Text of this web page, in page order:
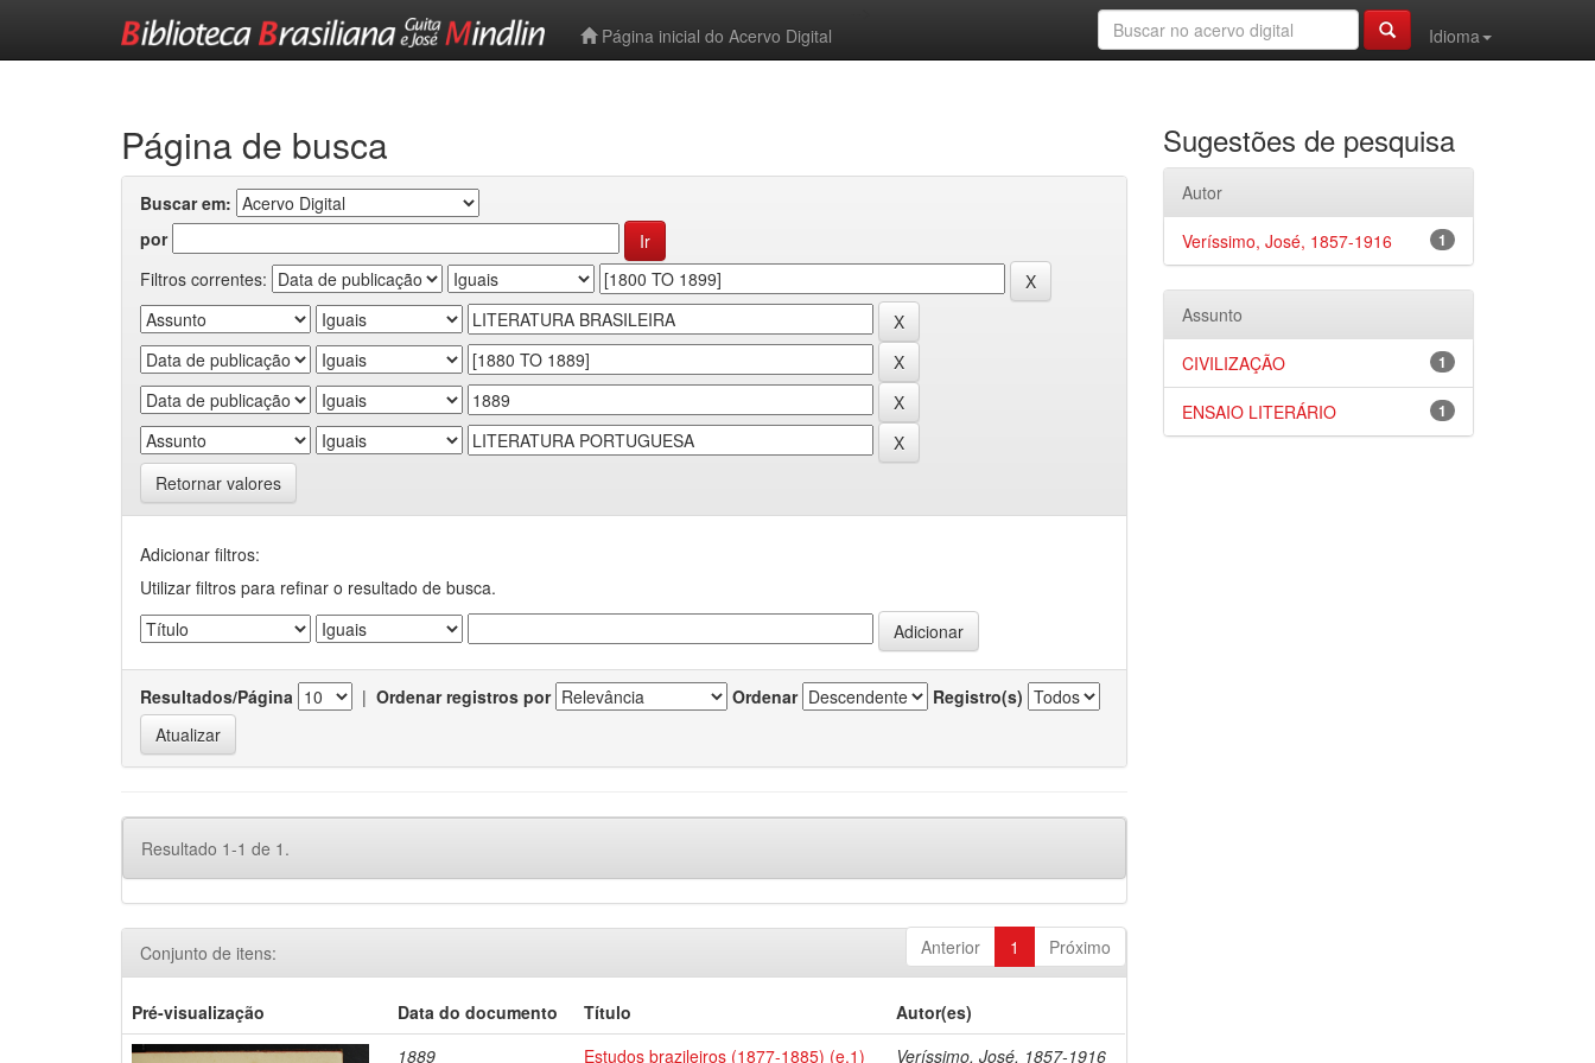
Página inicial do Acervo Digital
Idioma
Página de busca
Buscar em:
por
Filtros correntes:
Retornar valores
Adicionar filtros:
Utilizar filtros para refinar o resultado de busca.
Resultados/Página | Ordenar registros por Ordenar Registro(s)
Resultado 1-1 de 1.
Anterior 1 Próximo
Conjunto de itens:
Pré-visualização Data do documento Título
Autor(es)
1889
Estudos brazileiros (1877-1885) (e.1) Veríssimo, José, 1857-1916
Sugestões de pesquisa
Autor
1
Veríssimo, José, 1857-1916
Assunto
1
CIVILIZAÇÃO
1
ENSAIO LITERÁRIO